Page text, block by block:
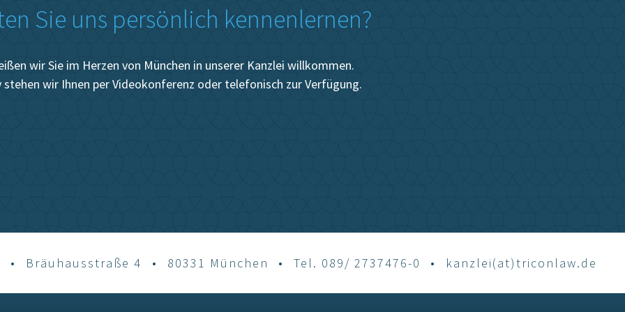
Sie uns persönlich kennenlernen?
wir Sie im Herzen von München in unserer Kanzlei willkommen.
wir Ihnen per Videokonferenz oder telefonisch zur Verfügung.
• Bräuhausstraße 4 • 80331 München • Tel. 089/ 2737476-0 • kanzlei(at)triconlaw.de